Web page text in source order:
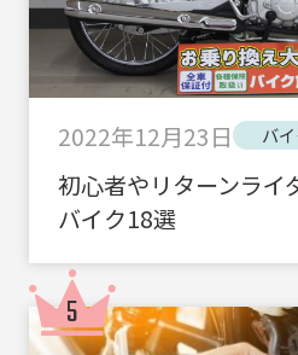
2022年12月23日 バ
初心者やリターンライ
バイク18選